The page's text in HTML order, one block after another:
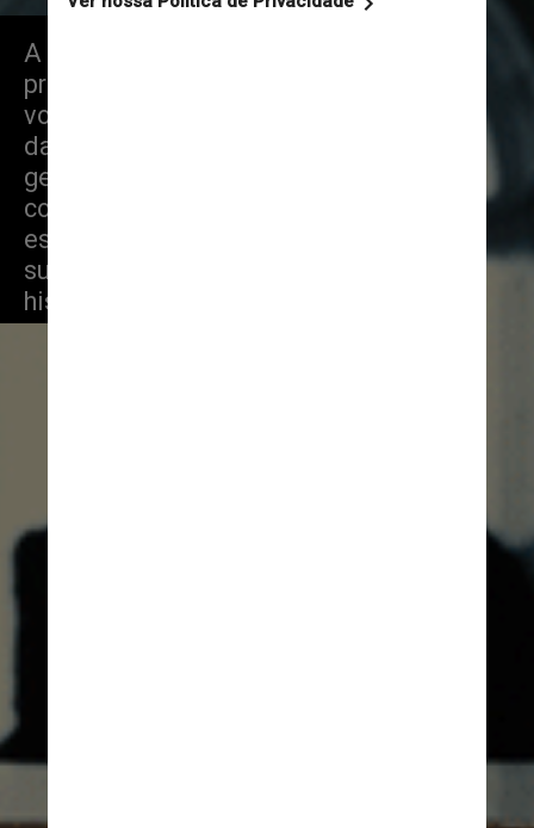
A vaga fazia parte do
projeto Inns on the Edge,
voltado ao recolhimento de
dados e inspeção do
gerenciamento e da
conservação de pubs,
estabelecimentos
superimportantes para a
história do Reino Unido